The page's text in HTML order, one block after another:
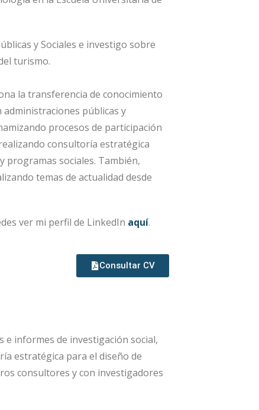
y Sociales e investigo sobre
turismo.
la transferencia de conocimiento
públicas y
procesos de participación
consultoría estratégica
programas sociales. También,
temas de actualidad desde
ver mi perfil de LinkedIn aquí.
Consultar CV
e informes de investigación social,
estratégica para el diseño de
consultores y con investigadores